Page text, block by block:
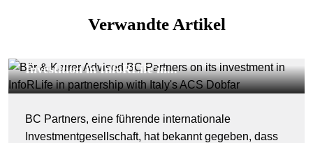
Verwandte Artikel
Investition in InfoRLife in...
BC Partners, eine führende internationale
Investmentgesellschaft, hat bekannt gegeben, dass